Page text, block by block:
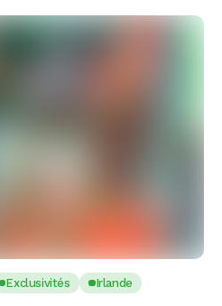
Exclusivités
Irlande